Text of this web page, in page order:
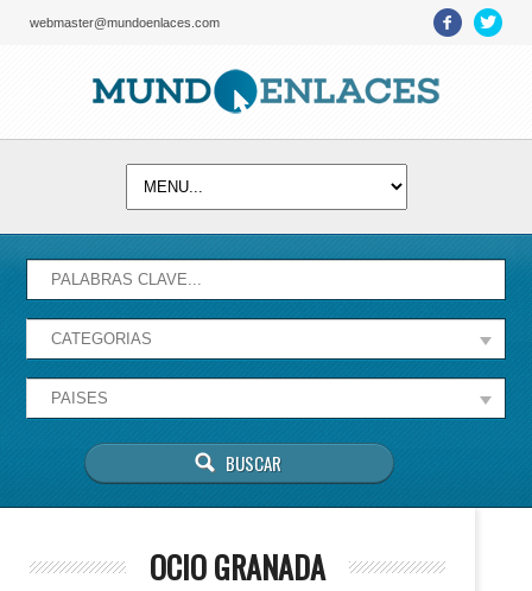
webmaster@mundoenlaces.com
OCIO GRANADA